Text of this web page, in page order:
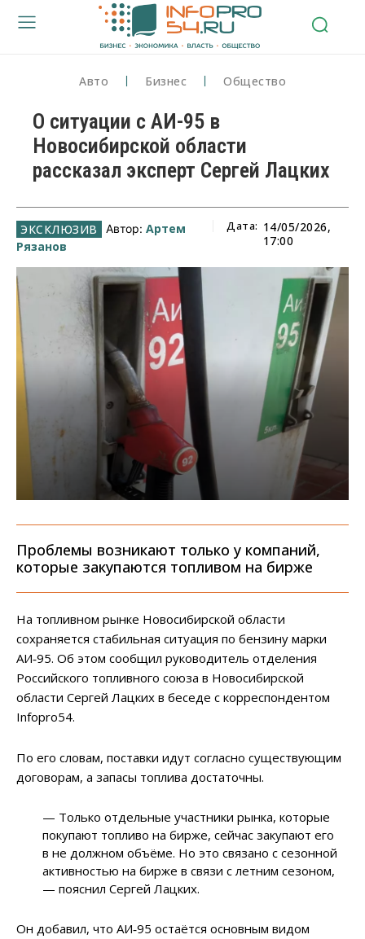
Авто Бизнес Общество
О ситуации с АИ-95 в
Новосибирской области
рассказал эксперт Сергей Лацких
Автор: Артем
Рязанов
Дата: 14/05/2026,
17:00
Проблемы возникают только у компаний,
которые закупаются топливом на бирже
На топливном рынке Новосибирской области
сохраняется стабильная ситуация по бензину марки
АИ‑95. Об этом сообщил руководитель отделения
Российского топливного союза в Новосибирской
области Сергей Лацких в беседе с корреспондентом
Infopro54.
По его словам, поставки идут согласно существующим
договорам, а запасы топлива достаточны.
— Только отдельные участники рынка, которые
покупают топливо на бирже, сейчас закупают его
в не должном объёме. Но это связано с сезонной
активностью на бирже в связи с летним сезоном,
— пояснил Сергей Лацких.
Он добавил, что АИ‑95 остаётся основным видом